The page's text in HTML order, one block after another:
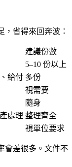
，省得來回奔波：
建議份數
5–10 份以上
給付 多份
視需要
隨身
處理 整理齊全
視單位要求
會差很多。文件不